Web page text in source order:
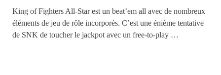
King of Fighters All-Star est un beat’em all avec de nombreux
éléments de jeu de rôle incorporés. C’est une énième tentative
de SNK de toucher le jackpot avec un free-to-play …